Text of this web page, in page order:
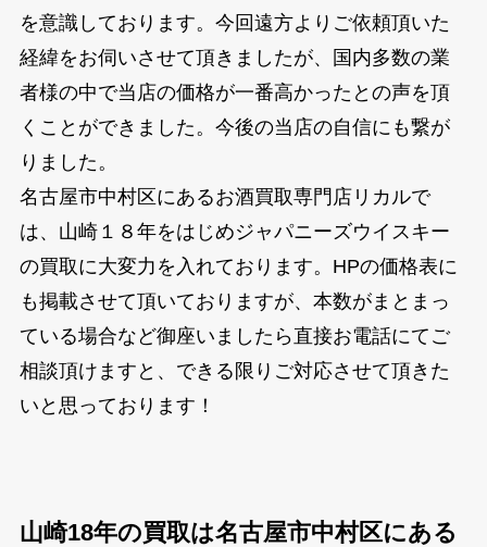
を意識しております。今回遠方よりご依頼頂いた
経緯をお伺いさせて頂きましたが、国内多数の業
者様の中で当店の価格が一番高かったとの声を頂
くことができました。今後の当店の自信にも繋が
りました。
名古屋市中村区にあるお酒買取専門店リカルで
は、山崎１８年をはじめジャパニーズウイスキー
の買取に大変力を入れております。HPの価格表に
も掲載させて頂いておりますが、本数がまとまっ
ている場合など御座いましたら直接お電話にてご
相談頂けますと、できる限りご対応させて頂きた
いと思っております！
山崎18年の買取は名古屋市中村区にある